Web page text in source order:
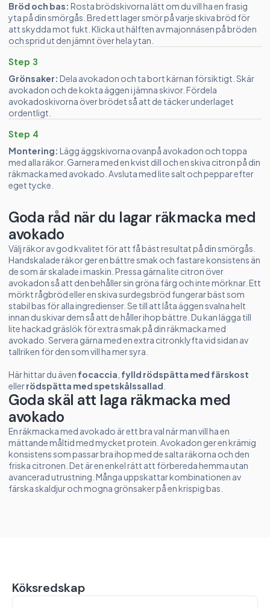
Goda skäl att laga räkmacka med
avokado
En räkmacka med avokado är ett bra val när man vill ha en
mättande måltid med mycket protein. Avokadon ger en krämig
konsistens som passar bra ihop med de salta räkorna och den
friska citronen. Det är en enkel rätt att förbereda hemma utan
avancerad utrustning. Många uppskattar kombinationen av
färska skaldjur och mogna grönsaker på en krispig bas.
Bröd och bas: Rosta brödskivorna lätt om du vill ha en frasig
yta på din smörgås. Bred ett lager smör på varje skiva bröd för
att skydda mot fukt. Klicka ut hälften av majonnäsen på bröden
och sprid ut den jämnt över hela ytan.
Step 3
Grönsaker: Dela avokadon och ta bort kärnan försiktigt. Skär
avokadon och de kokta äggen i jämna skivor. Fördela
avokadoskivorna över brödet så att de täcker underlaget
ordentligt.
Step 4
Montering: Lägg äggskivorna ovanpå avokadon och toppa
med alla räkor. Garnera med en kvist dill och en skiva citron på din
räkmacka med avokado. Avsluta med lite salt och peppar efter
eget tycke.
Goda råd när du lagar räkmacka med
avokado
Välj räkor av god kvalitet för att få bäst resultat på din smörgås.
Handskalade räkor ger en bättre smak och fastare konsistens än
de som är skalade i maskin. Pressa gärna lite citron över
avokadon så att den behåller sin gröna färg och inte mörknar. Ett
mörkt rågbröd eller en skiva surdegsbröd fungerar bäst som
stabil bas för alla ingredienser. Se till att låta äggen svalna helt
innan du skivar dem så att de håller ihop bättre. Du kan lägga till
lite hackad gräslök för extra smak på din räkmacka med
avokado. Servera gärna med en extra citronklyfta vid sidan av
tallriken för den som vill ha mer syra.
Här hittar du även focaccia fylld rödspätta med färskost
ellerrödspätta med spetskålssallad
Köksredskap